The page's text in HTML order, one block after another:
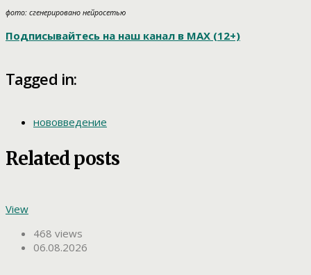
фото: сгенерировано нейросетью
Подписывайтесь на наш канал в МАХ (12+)
Tagged in:
нововведение
Related posts
View
468 views
06.08.2026